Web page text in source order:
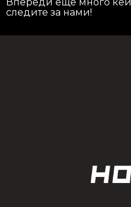
следите за нами!